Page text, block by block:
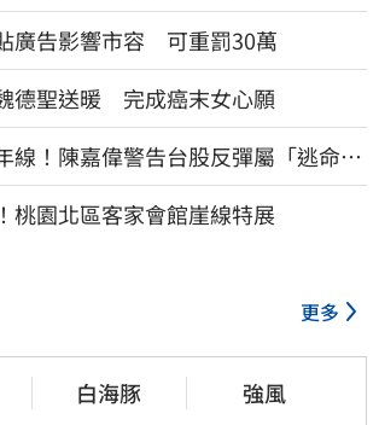
廣告影響市容 可重罰30萬
德聖送暖 完成癌末女心願
線！陳嘉偉警告台股反彈屬「逃命
殺剛開始
桃園北區客家會館崖線特展
更多
白海豚 強風